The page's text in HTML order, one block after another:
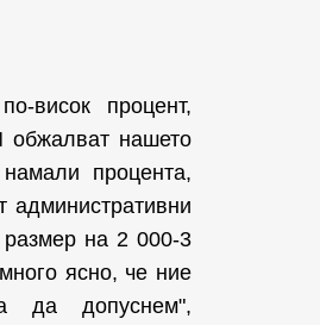
висок процент,
нашето
процента,
административни
размер на 2 000-3
ясно, че ние
да допуснем",